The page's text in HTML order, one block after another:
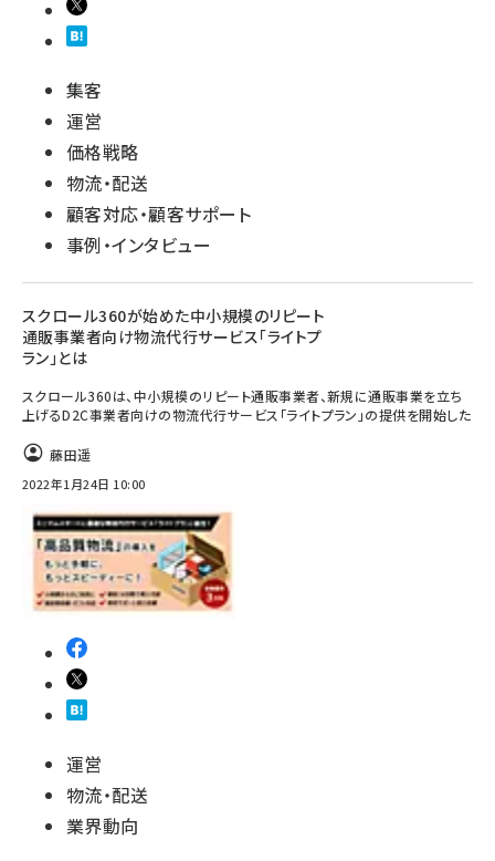
集客
運営
価格戦略
物流・配送
顧客対応・顧客サポート
事例・インタビュー
スクロール360が始めた中小規模のリピート
通販事業者向け物流代行サービス「ライトプ
ラン」とは
スクロール360は、中小規模のリピート通販事業者、新規に通販事業を立ち
上げるD2C事業者向けの物流代行サービス「ライトプラン」の提供を開始した
藤田遥
2022年1月24日 10:00
運営
物流・配送
業界動向